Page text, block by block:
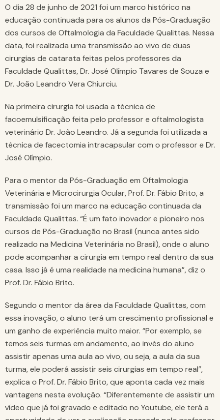
O dia 28 de junho de 2021 foi um marco histórico na
educação continuada para os alunos da Pós-Graduação
dos cursos de Oftalmologia da Faculdade Qualittas. Nessa
data, foi realizada uma transmissão ao vivo de duas
cirurgias de catarata feitas pelos professores da
Faculdade Qualittas, Dr. José Olímpio Tavares de Souza e
Dr. João Leandro Vera Chiurciu.
Na primeira cirurgia foi usada a técnica de
facoemulsificação feita pelo professor e oftalmologista
veterinário Dr. João Leandro. Já a segunda foi utilizada a
técnica de facectomia intracapsular com o professor e Dr.
José Olímpio.
Para o mentor da Pós-Graduação em Oftalmologia
Veterinária e Microcirurgia Ocular, Prof. Dr. Fábio Brito, a
transmissão foi um marco na educação continuada da
Faculdade Qualittas. “É um fato inovador e pioneiro nos
cursos de Pós-Graduação no Brasil (nunca antes sido
realizado na Medicina Veterinária no Brasil), onde o aluno
pode acompanhar a cirurgia em tempo real dentro da sua
casa. Isso já é uma realidade na medicina humana”, diz o
Prof. Dr. Fábio Brito.
Segundo o mentor da área da Faculdade Qualittas, com
essa inovação, o aluno terá um crescimento profissional e
um ganho de experiência muito maior. “Por exemplo, se
temos seis turmas em andamento, ao invés do aluno
assistir apenas uma aula ao vivo, ou seja, a aula da sua
turma, ele poderá assistir seis cirurgias em tempo real”,
explica o Prof. Dr. Fábio Brito, que aponta cada vez mais
vantagens nesta evolução. “Diferentemente de assistir um
vídeo que já foi gravado e editado no Youtube, ele terá a